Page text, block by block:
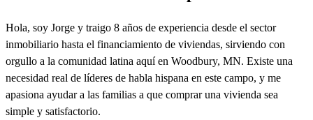
Hola, soy Jorge y traigo 8 años de experiencia desde el sector
inmobiliario hasta el financiamiento de viviendas, sirviendo con
orgullo a la comunidad latina aquí en Woodbury, MN. Existe una
necesidad real de líderes de habla hispana en este campo, y me
apasiona ayudar a las familias a que comprar una vivienda sea
simple y satisfactorio.